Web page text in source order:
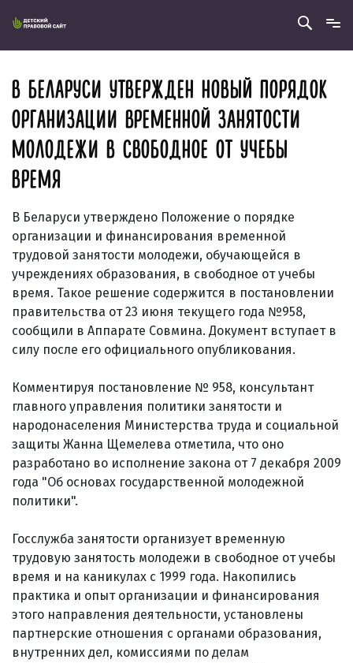
В БЕЛАРУСИ УТВЕРЖДЕН НОВЫЙ ПОРЯДОК
ОРГАНИЗАЦИИ ВРЕМЕННОЙ ЗАНЯТОСТИ
МОЛОДЕЖИ В СВОБОДНОЕ ОТ УЧЕБЫ
ВРЕМЯ
В Беларуси утверждено Положение о порядке
организации и финансирования временной
трудовой занятости молодежи, обучающейся в
учреждениях образования, в свободное от учебы
время. Такое решение содержится в постановлении
правительства от 23 июня текущего года №958,
сообщили в Аппарате Совмина. Документ вступает в
силу после его официального опубликования.
Комментируя постановление № 958, консультант
главного управления политики занятости и
народонаселения Министерства труда и социальной
защиты Жанна Щемелева отметила, что оно
разработано во исполнение закона от 7 декабря 2009
года "Об основах государственной молодежной
политики".
Госслужба занятости организует временную
трудовую занятость молодежи в свободное от учебы
время и на каникулах с 1999 года. Накопились
практика и опыт организации и финансирования
этого направления деятельности, установлены
партнерские отношения с органами образования,
внутренних дел, комиссиями по делам